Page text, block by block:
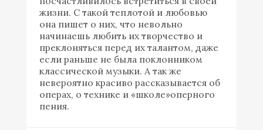
жизни. С такой теплотой и любовью
она пишет о них, что невольно
начинаешь любить их творчество и
преклоняться перед их талантом, даже
если раньше не была поклонником
классической музыки. А так же
невероятно красиво рассказывается об
операх, о технике и «школе»оперного
пения.